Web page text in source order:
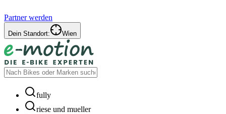
Partner werden
Dein Standort: Wien
fully
riese und mueller